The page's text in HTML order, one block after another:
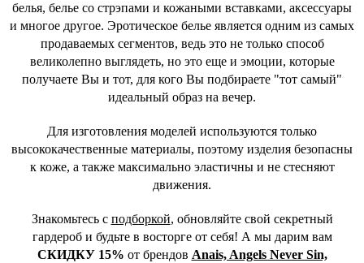
белья, белье со стрэпами и кожаными вставками, аксессуары
и многое другое. Эротическое белье является одним из самых
продаваемых сегментов, ведь это не только способ
великолепно выглядеть, но это еще и эмоции, которые
получаете Вы и тот, для кого Вы подбираете "тот самый"
идеальный образ на вечер.
Для изготовления моделей используются только
высококачественные материалы, поэтому изделия безопасны
к коже, а также максимально эластичны и не стесняют
движения.
Знакомьтесь с подборкой, обновляйте свой секретный
гардероб и будьте в восторге от себя! А мы дарим вам
СКИДКУ 15% от брендов Anais, Angels Never Sin,